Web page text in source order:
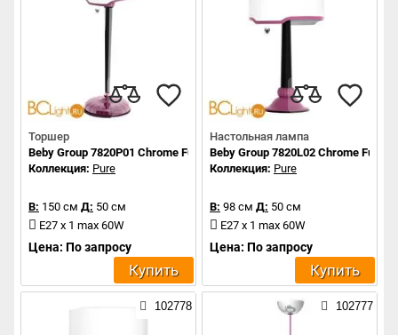
Торшер
Beby Group 7820P01 Chrome Fuchsia Venice 017 - rose
Коллекция: Pure
В: 150 см Д: 50 см
E27 x 1 max 60W
Цена: По запросу
Купить
Настольная лампа
Beby Group 7820L02 Chrome
Коллекция: Pure
В: 98 см Д: 50 см
E27 x 1 max 60W
Цена: По запросу
Купить
102778 102777